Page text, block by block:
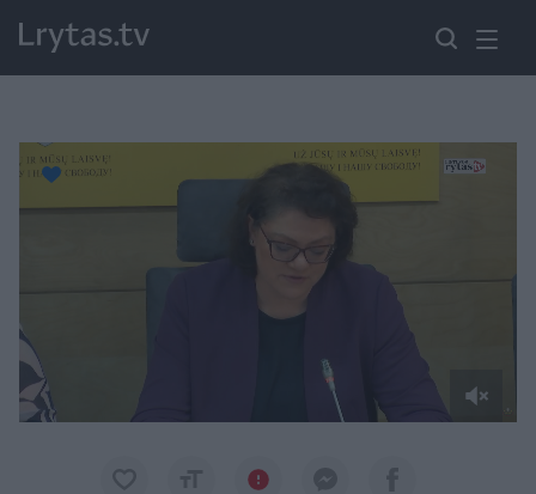
Paremkite Ukrainą